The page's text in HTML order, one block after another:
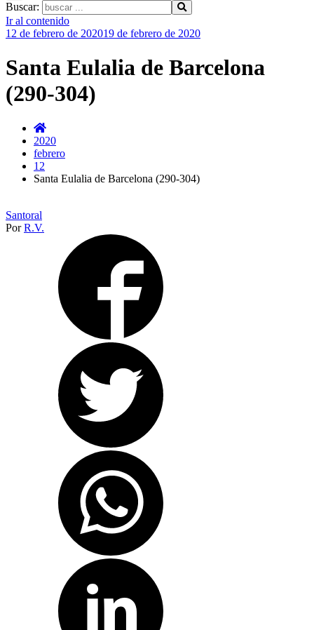
Buscar:
Ir al contenido
12 de febrero de 202019 de febrero de 2020
Santa Eulalia de Barcelona
(290-304)
2020
febrero
12
Santa Eulalia de Barcelona (290-304)
Santoral
PorR.V.